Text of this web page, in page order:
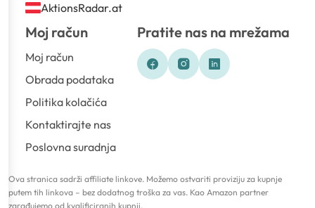
AktionsRadar.at
Moj račun
Moj račun
Obrada podataka
Politika kolačića
Kontaktirajte nas
Poslovna suradnja
Pratite nas na mrežama
Ova stranica sadrži affiliate linkove. Možemo ostvariti proviziju za kupnje
putem tih linkova – bez dodatnog troška za vas. Kao Amazon partner
zarađujemo od kvalificiranih kupnji.